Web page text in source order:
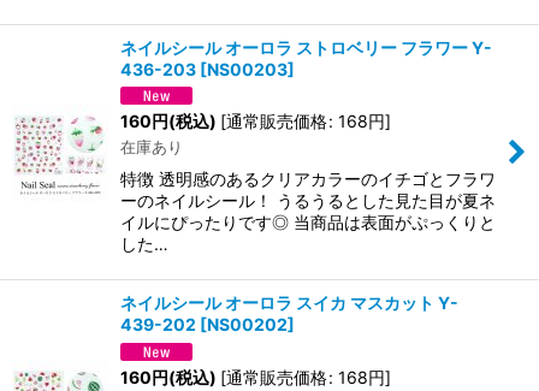
ネイルシール オーロラ ストロベリー フラワー Y-
436-203 [NS00203]
160円(税込) [通常販売価格: 168円]
在庫あり
特徴 透明感のあるクリアカラーのイチゴとフラワ
ーのネイルシール！ うるうるとした見た目が夏ネ
イルにぴったりです◎ 当商品は表面がぷっくりと
した…
ネイルシール オーロラ スイカ マスカット Y-
439-202 [NS00202]
160円(税込) [通常販売価格: 168円]